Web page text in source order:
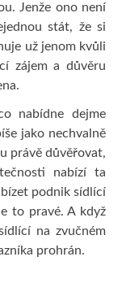
Jenže ono není
stát, že si
už jenom kvůli
zájem a důvěru
nabídne dejme
jako nechvalně
právě důvěřovat,
nabízí ta
podnik sídlící
to pravé. A když
na zvučném
prohrán.